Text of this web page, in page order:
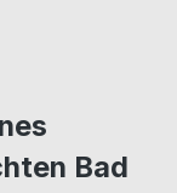
Bad